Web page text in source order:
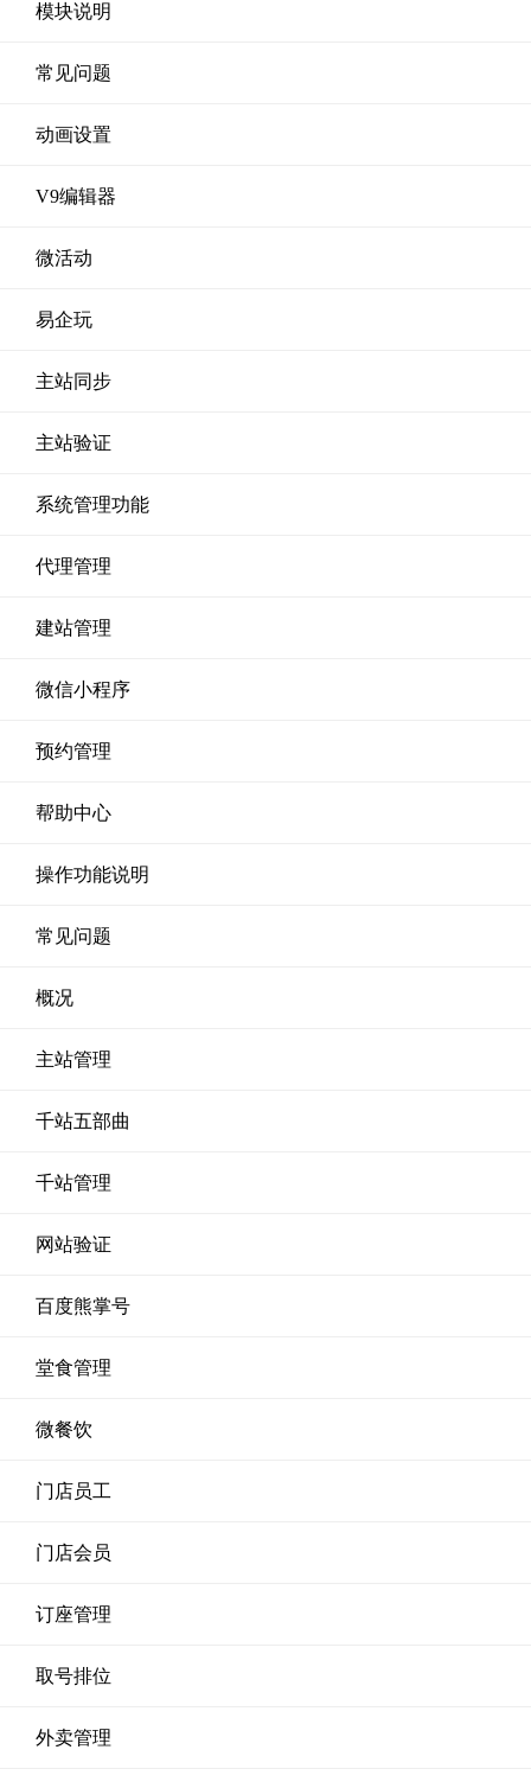
模块说明
常见问题
动画设置
V9编辑器
微活动
易企玩
主站同步
主站验证
系统管理功能
代理管理
建站管理
微信小程序
预约管理
帮助中心
操作功能说明
常见问题
概况
主站管理
千站五部曲
千站管理
网站验证
百度熊掌号
堂食管理
微餐饮
门店员工
门店会员
订座管理
取号排位
外卖管理